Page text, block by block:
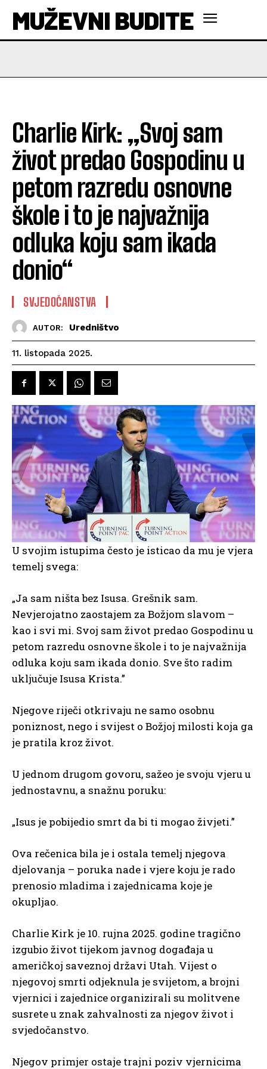
MUŽEVNI BUDITE
Charlie Kirk: „Svoj sam
život predao Gospodinu u
petom razredu osnovne
škole i to je najvažnija
odluka koju sam ikada
donio“
SVJEDOČANSTVA
AUTOR: Uredništvo
11. listopada 2025.
U svojim istupima često je isticao da mu je vjera
temelj svega:
„Ja sam ništa bez Isusa. Grešnik sam.
Nevjerojatno zaostajem za Božjom slavom –
kao i svi mi. Svoj sam život predao Gospodinu u
petom razredu osnovne škole i to je najvažnija
odluka koju sam ikada donio. Sve što radim
uključuje Isusa Krista.”
Njegove riječi otkrivaju ne samo osobnu
poniznost, nego i svijest o Božjoj milosti koja ga
je pratila kroz život.
U jednom drugom govoru, sažeo je svoju vjeru u
jednostavnu, a snažnu poruku:
„Isus je pobijedio smrt da bi ti mogao živjeti.”
Ova rečenica bila je i ostala temelj njegova
djelovanja – poruka nade i vjere koju je rado
prenosio mladima i zajednicama koje je
okupljao.
Charlie Kirk je 10. rujna 2025. godine tragično
izgubio život tijekom javnog događaja u
američkoj saveznoj državi Utah. Vijest o
njegovoj smrti odjeknula je svijetom, a brojni
vjernici i zajednice organizirali su molitvene
susrete u znak zahvalnosti za njegov život i
svjedočanstvo.
Njegov primjer ostaje trajni poziv vjernicima